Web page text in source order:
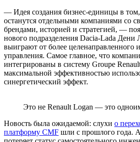
— Идея создания бизнес-единицы в
останутся отдельными компаниями со
брендами, историей и стратегией, —
нового подразделения Dacia-Lada
выиграют от более целенаправленного
управления. Самое главное, что
интегрированы в систему Groupe
максимальной эффективностью
синергетический эффект.
Это не Renault Logan — это
Новость была ожидаемой: слухи о
платформу CMF шли с прошлого года.